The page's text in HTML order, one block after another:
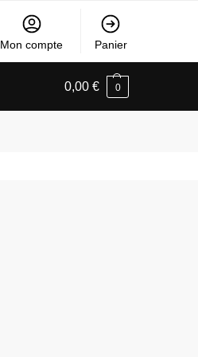
Mon compte Panier
0,00 € 0